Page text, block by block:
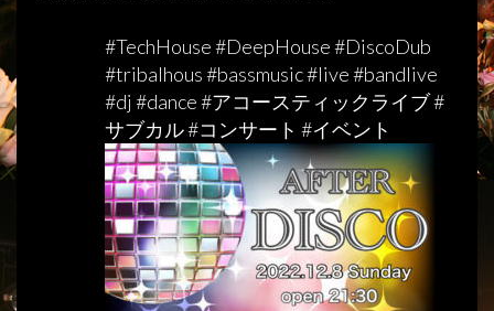
#TechHouse #DeepHouse #DiscoDub
#tribalhous #bassmusic #live #bandlive
#dj #dance #アコースティックライブ#
サブカル#コンサート #イベント